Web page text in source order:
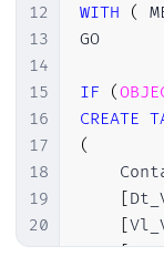
12
13
14
15
16
17
18
19
20
21
WITH
(
GO
IF (
CREATE
(
[